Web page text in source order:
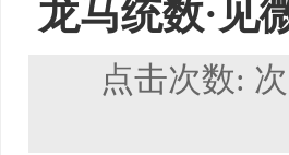
龙马统数·见
点击次数: